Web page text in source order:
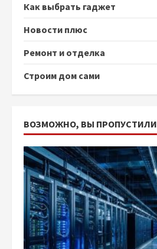
Как выбрать гаджет
Новости плюс
Ремонт и отделка
Строим дом сами
ВОЗМОЖНО, ВЫ ПРОПУСТИЛИ